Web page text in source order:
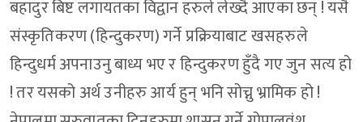
बहादुर बिष्ट लगायतका विद्वान हरुले लेख्दै आएका छन् ! यसै
संस्कृतिकरण (हिन्दुकरण) गर्ने प्रक्रियाबाट खसहरुले
हिन्दुधर्म अपनाउनु बाध्य भए र हिन्दुकरण हुँदै गए जुन सत्य हो
! तर यसको अर्थ उनीहरु आर्य हुन् भनि सोच्नु भ्रामिक हो !